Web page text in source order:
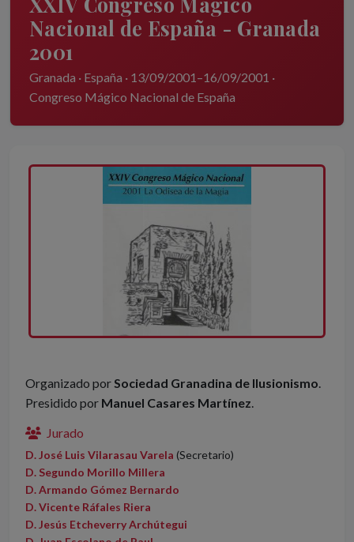
Nacional de España - Granada
2001
Granada · España · 13/09/2001–16/09/2001 ·
Congreso Mágico Nacional de España
Organizado porSociedad Granadina de Ilusionismo.
Presidido por Manuel Casares Martínez.
Jurado
D. José Luis Vilarasau Varela (Secretario)
D. Segundo Morillo Millera
D. Armando Gómez Bernardo
D. Vicente Ráfales Riera
D. Jesús Etcheverry Archútegui